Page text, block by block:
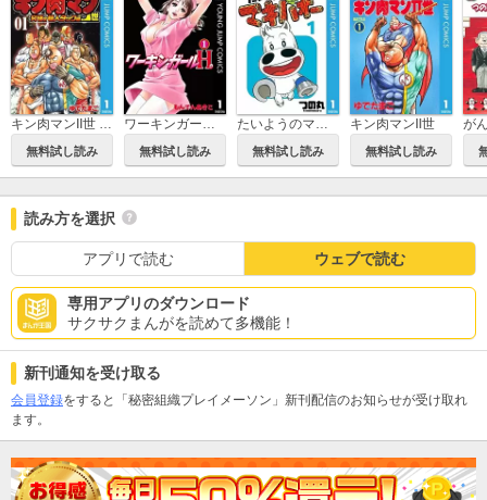
無料試し読み 無料試し読み 無料試し読み
キン肉マンII世
無料試し読み
読み方を選択
アプリで読む ウェブで読む
専用アプリのダウンロード
サクサクまんがを読めて多機能！
新刊通知を受け取る
会員登録をすると「秘密組織プレイメーソン」新刊配信のお知らせが受け取れ
ます。